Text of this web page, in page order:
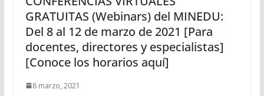
GRATUITAS (Webinars) del MINEDU:
Del 8 al 12 de marzo de 2021 [Para
docentes, directores y especialistas]
[Conoce los horarios aquí]
8 marzo, 2021